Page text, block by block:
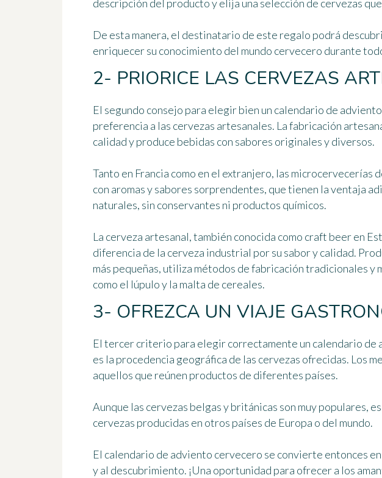
descripción del producto y elija una selección de cervezas
De esta manera, el destinatario de este regalo podrá
enriquecer su conocimiento del mundo cervecero durante
2- PRIORICE LAS CERVEZAS
El segundo consejo para elegir bien un calendario de
preferencia a las cervezas artesanales. La fabricación
calidad y produce bebidas con sabores originales y diversos.
Tanto en Francia como en el extranjero, las microcervecerías
con aromas y sabores sorprendentes, que tienen la ventaja
naturales, sin conservantes ni productos químicos.
La cerveza artesanal, también conocida como craft beeren
diferencia de la cerveza industrial por su sabor y calidad.
más pequeñas, utiliza métodos de fabricación tradicionales y
como el lúpulo y la malta de cereales.
3- OFREZCA UN VIAJE
El tercer criterio para elegir correctamente un calendario de
es la procedencia geográfica de las cervezas ofrecidas. Los
aquellos que reúnen productos de diferentes países.
Aunque las cervezas belgas y británicas son muy populares,
cervezas producidas en otros países de Europa o del mundo.
El calendario de adviento cervecero se convierte entonces en
y al descubrimiento. ¡Una oportunidad para ofrecer a los